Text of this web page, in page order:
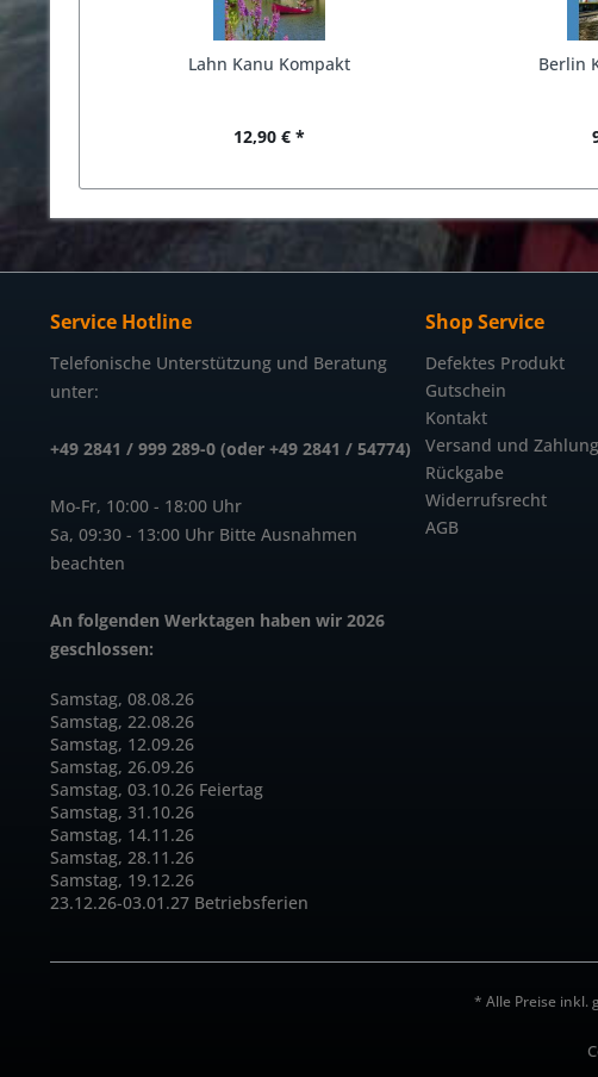
Lahn Kanu Kompakt
12,90 € *
Berlin
Service Hotline
Telefonische Unterstützung und Beratung
unter:
+49 2841 / 999 289-0 (oder +49 2841 / 54774)
Mo-Fr, 10:00 - 18:00 Uhr
Sa, 09:30 - 13:00 Uhr Bitte Ausnahmen
beachten
An folgenden Werktagen haben wir 2026
geschlossen:
Samstag, 08.08.26
Samstag, 22.08.26
Samstag, 12.09.26
Samstag, 26.09.26
Samstag, 03.10.26 Feiertag
Samstag, 31.10.26
Samstag, 14.11.26
Samstag, 28.11.26
Samstag, 19.12.26
23.12.26-03.01.27 Betriebsferien
Shop Service
Defektes Produkt
Gutschein
Kontakt
Versand und Zahlung
Rückgabe
Widerrufsrecht
AGB
* Alle Preise inkl.